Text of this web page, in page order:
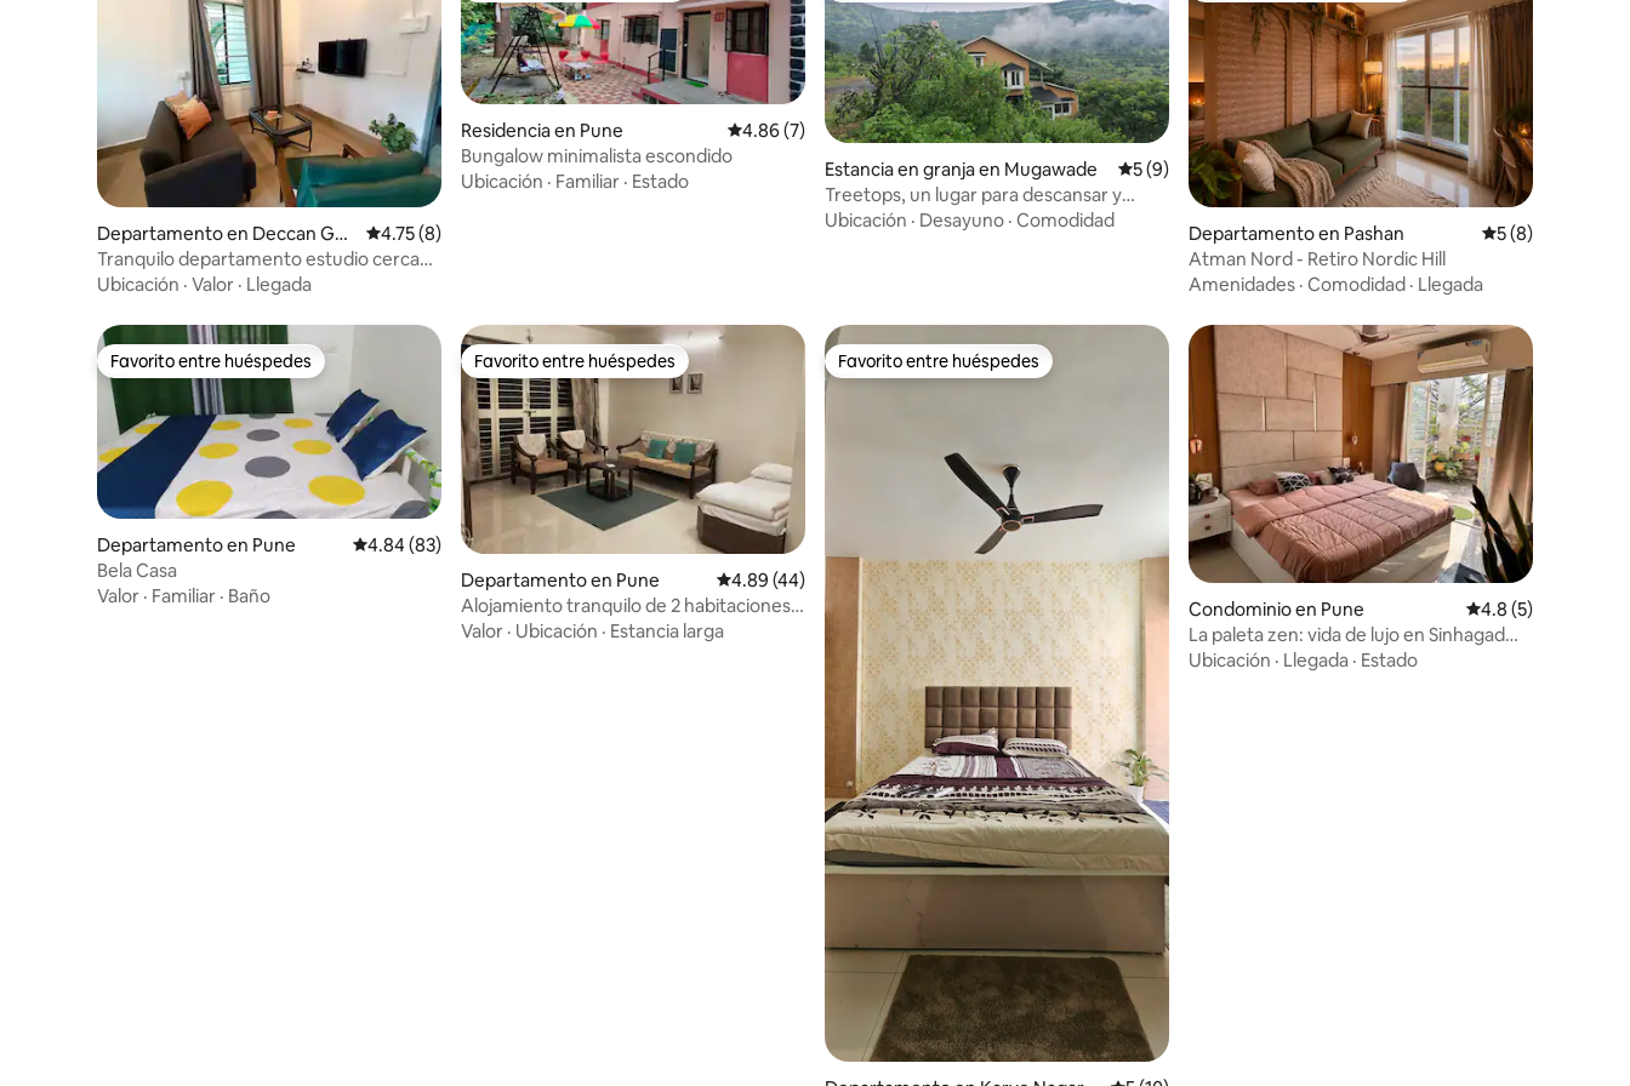
Departamento en Deccan Gy
mkhana
Calificación promedio: 4.75 de 5; 8 evaluaciones
4.75 (8)
Tranquilo departamento estudio cerca
de Deccan
Ubicación · Valor · Llegada
Residencia en Pune Calificación promedio: 4.86 de 5; 7 evaluaciones
4.86 (7)
Bungalow minimalista escondido
Ubicación · Familiar · Estado
Estancia en granja en Mugawade Calificación promedio: 5 de 5; 9 evaluaciones
5 (9)
Treetops, un lugar para descansar y
relajarse
Ubicación · Desayuno · Comodidad
Departamento en Pashan Calificación
5 (8)
Atman Nord - Retiro Nordic Hill
Amenidades · Comodidad · Llegada
Favorito entre huéspedes
Favorito entre huéspedes
Departamento en Pune Calificación promedio: 4.84 de 5; 83 evaluaciones
4.84 (83)
Bela Casa
Valor · Familiar · Baño
Favorito entre huéspedes
Favorito entre huéspedes
Departamento en Pune Calificación promedio: 4.89 de 5; 44 evaluaciones
4.89 (44)
Alojamiento tranquilo de 2 habitaciones y
1 baño en el centro de Pune,
Valor · Ubicación · Estancia larga
Favorito entre huéspedes
Favorito entre huéspedes
Condominio en Pune Calificación
4.8 (5)
La paleta zen: vida de lujo en Sinhagad
Road
Ubicación · Llegada · Estado